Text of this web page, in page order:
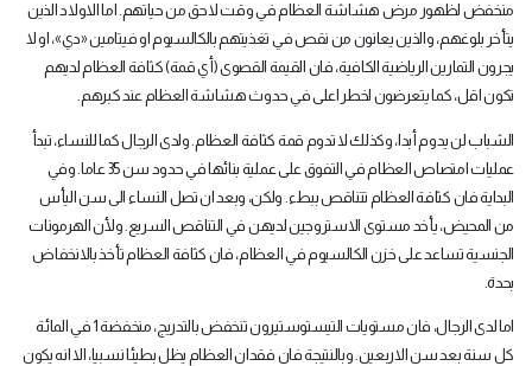
منخفض لظهور مرض هشاشة العظام في وقت لاحق من حياتهم. اما الاولاد الذين
يتأخر بلوغهم، والذين يعانون من نقص في تغذيتهم بالكالسيوم او فيتامين «دي»، او لا
يجرون التمارين الرياضية الكافية، فان القيمة القصوى (أي قمة) كثافة العظام لديهم
تكون اقل، كما يتعرضون لخطر اعلى في حدوث هشاشة العظام عند كبرهم.
الشباب لن يدوم أبدا، وكذلك لا تدوم قمة كثافة العظام. ولدى الرجال كما للنساء، تبدأ
عمليات امتصاص العظام في التفوق على عملية بنائها في حدود سن 35 عاما. وفي
البداية فان كثافة العظام تتناقص ببطء. ولكن، وبعد ان تصل النساء الى سن اليأس
من المحيض، يأخد مستوى الاستروجين لديهن في التناقص السريع. ولأن الهرمونات
الجنسية تساعد على خزن الكالسيوم في العظام، فان كثافة العظام تأخذ بالانخفاض
بحدة.
اما لدى الرجال، فان مستويات التيستوستيرون تنخفض بالتدريج، منخفضة 1 في المائة
كل سنة بعد سن الاربعين. وبالنتيجة فان فقدان العظام يظل بطيئا نسبيا، الا انه يكون